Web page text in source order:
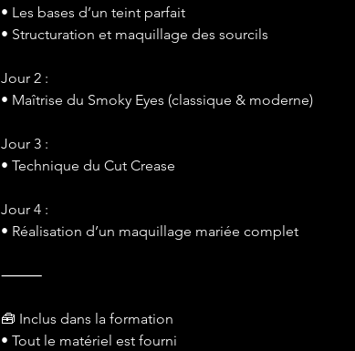
• Les bases d’un teint parfait
• Structuration et maquillage des sourcils
Jour 2 :
• Maîtrise du Smoky Eyes (classique & moderne)
Jour 3 :
• Technique du Cut Crease
Jour 4 :
• Réalisation d’un maquillage mariée complet
⸻
🧰 Inclus dans la formation
• Tout le matériel est fourni